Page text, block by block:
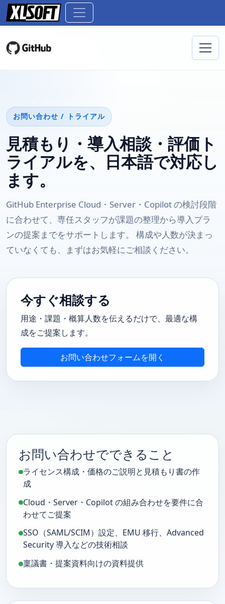
お問い合わせ / トライアル
見積もり・導入相談・評価ト
ライアルを、日本語で対応し
ます。
GitHub Enterprise Cloud・Server・Copilot の検討段階
に合わせて、専任スタッフが課題の整理から導入プラ
ンの提案までをサポートします。 構成や人数が決まっ
ていなくても、まずはお気軽にご相談ください。
今すぐ相談する
用途・課題・概算人数を伝えるだけで、最適な構
成をご提案します。
お問い合わせフォームを開く
お問い合わせでできること
ライセンス構成・価格のご説明と見積もり書の作
成
Cloud・Server・Copilot の組み合わせを要件に合
わせてご提案
SSO（SAML/SCIM）設定、EMU 移行、Advanced
Security 導入などの技術相談
稟議書・提案資料向けの資料提供